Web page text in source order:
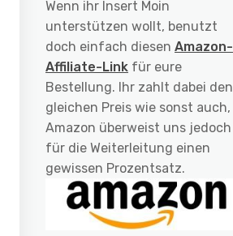
Wenn ihr Insert Moin
unterstützen wollt, benutzt
doch einfach diesen Amazon-
Affiliate-Link für eure
Bestellung. Ihr zahlt dabei den
gleichen Preis wie sonst auch,
Amazon überweist uns jedoch
für die Weiterleitung einen
gewissen Prozentsatz.